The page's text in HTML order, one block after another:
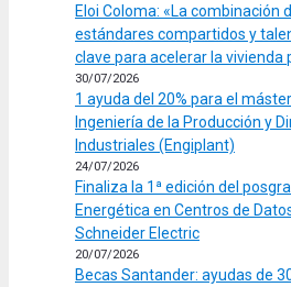
Eloi Coloma: «La
estándares compartidos y
clave para acelerar la vivienda
30/07/2026
1 ayuda del 20% para el
Ingeniería de la Producción y
Industriales (Engiplant)
24/07/2026
Finaliza la 1ª edición del
Energética en Centros de
Schneider Electric
20/07/2026
Becas Santander: ayudas de